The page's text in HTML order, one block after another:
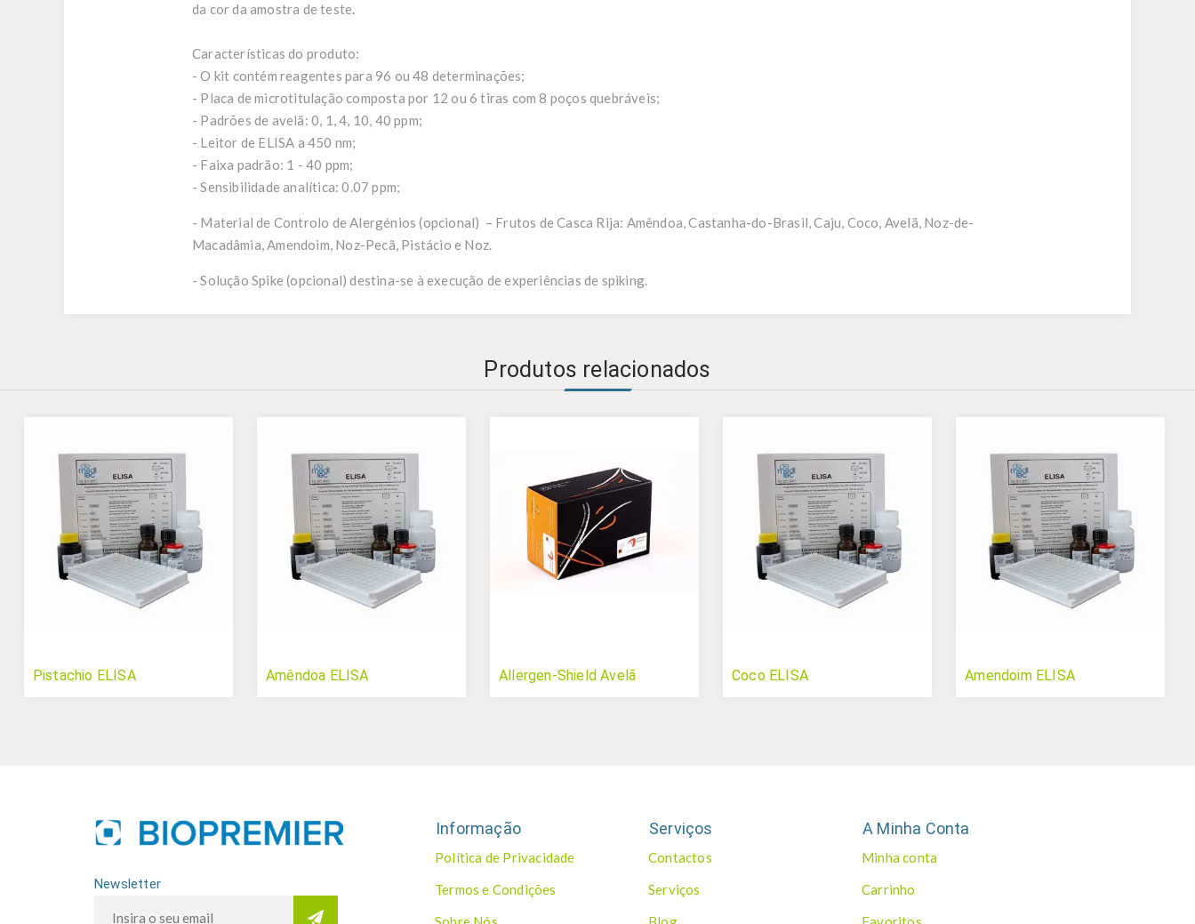
da cor da amostra de teste.
Características do produto:
- O kit contém reagentes para 96 ​​ou 48 determinações;
- Placa de microtitulação composta por 12 ou 6 tiras com 8 poços quebráveis;
- Padrões de avelã: 0, 1, 4, 10, 40 ppm;
- Leitor de ELISA a 450 nm;
- Faixa padrão: 1 - 40 ppm;
- Sensibilidade analítica: 0.07 ppm;
- Material de Controlo de Alergénios (opcional) – Frutos de Casca Rija: Amêndoa, Castanha-do-Brasil, Caju, Coco, Avelã, Noz-de-
Macadâmia, Amendoim, Noz-Pecã, Pistácio e Noz.
- Solução Spike (opcional) destina-se à execução de experiências de spiking.
Produtos relacionados
Pistachio ELISA Amêndoa ELISA Allergen-Shield Avelã Coco ELISA Amendoim ELISA
Newsletter
Informação
Política de Privacidade
Termos e Condições
Serviços
Contactos
Serviços
A Minha Conta
Minha conta
Carrinho